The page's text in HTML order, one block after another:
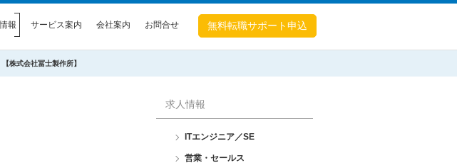
無料転職サポート申込
報 サービス案内 会社案内 お問合せ
株式会社冨士製作所】
求人情報
ITエンジニア／SE
営業・セールス